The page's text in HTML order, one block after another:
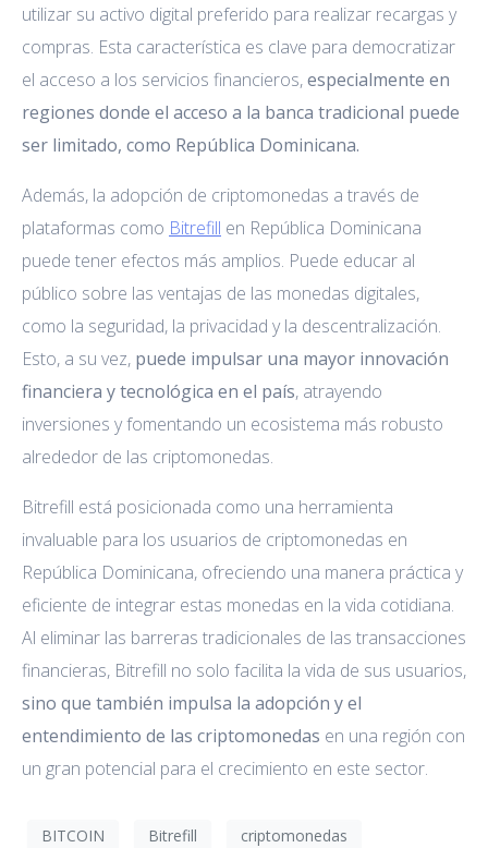
utilizar su activo digital preferido para realizar recargas y
compras. Esta característica es clave para democratizar
el acceso a los servicios financieros,especialmente en
regiones donde el acceso a la banca tradicional puede
ser limitado, como República Dominicana.
Además, la adopción de criptomonedas a través de
plataformas como Bitrefill en República Dominicana
puede tener efectos más amplios. Puede educar al
público sobre las ventajas de las monedas digitales,
como la seguridad, la privacidad y la descentralización.
Esto, a su vez, puede impulsar una mayor innovación
financiera y tecnológica en el país, atrayendo
inversiones y fomentando un ecosistema más robusto
alrededor de las criptomonedas.
Bitrefill está posicionada como una herramienta
invaluable para los usuarios de criptomonedas en
República Dominicana, ofreciendo una manera práctica y
eficiente de integrar estas monedas en la vida cotidiana.
Al eliminar las barreras tradicionales de las transacciones
financieras, Bitrefill no solo facilita la vida de sus usuarios,
sino que también impulsa la adopción y el
entendimiento de las criptomonedas en una región con
un gran potencial para el crecimiento en este sector.
BITCOIN Bitrefill
criptomonedas